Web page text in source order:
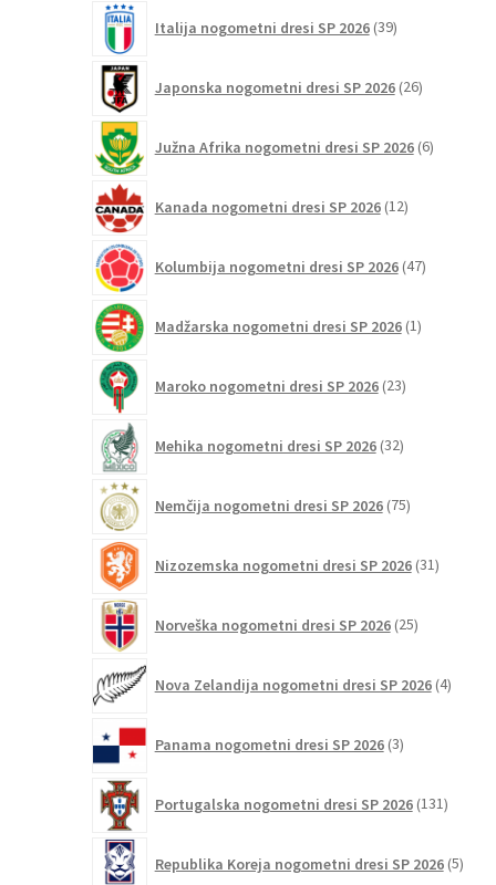
Italija nogometni dresi SP 2026 39izdelkov
Japonska nogometni dresi SP 2026 26izdelkov
Južna Afrika nogometni dresi SP 2026 6izdelkov
Kanada nogometni dresi SP 2026 12izdelkov
Kolumbija nogometni dresi SP 2026 47izdelkov
Madžarska nogometni dresi SP 2026 1izdelek
Maroko nogometni dresi SP 2026 23izdelkov
Mehika nogometni dresi SP 2026 32izdelkov
Nemčija nogometni dresi SP 2026 75izdelkov
Nizozemska nogometni dresi SP 2026 31izdelkov
Norveška nogometni dresi SP 2026 25izdelkov
Nova Zelandija nogometni dresi SP 2026 4izdelki
Panama nogometni dresi SP 2026 3izdelki
Portugalska nogometni dresi SP 2026 131
Republika Koreja nogometni dresi SP 2026 5